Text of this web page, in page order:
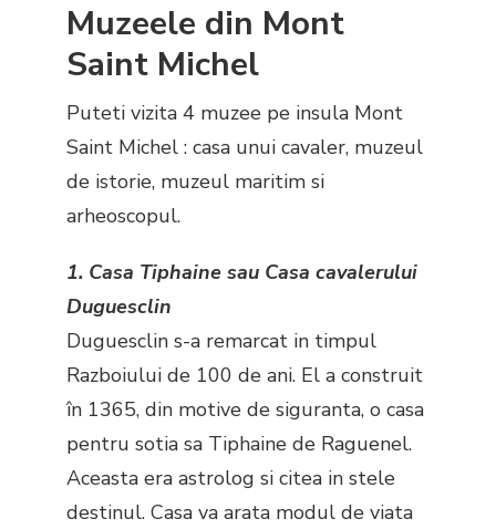
Muzeele din Mont
Saint Michel
Puteti vizita 4 muzee pe insula Mont
Saint Michel : casa unui cavaler, muzeul
de istorie, muzeul maritim si
arheoscopul.
1. Casa Tiphaine sau Casa cavalerului
Duguesclin
Duguesclin s-a remarcat in timpul
Razboiului de 100 de ani. El a construit
în 1365, din motive de siguranta, o casa
pentru sotia sa Tiphaine de Raguenel.
Aceasta era astrolog si citea in stele
destinul. Casa va arata modul de viata